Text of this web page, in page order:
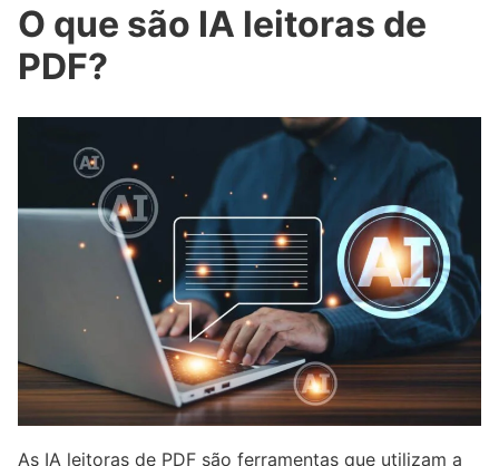
O que são IA leitoras de
PDF?
As IA leitoras de PDF são ferramentas que utilizam a